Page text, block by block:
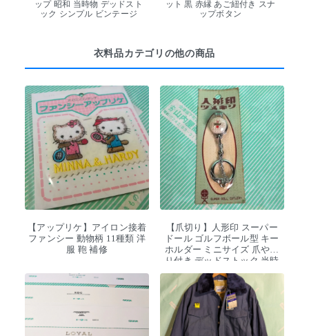
ップ 昭和 当時物 デッドスト
ック シンプル ビンテージ
ット 黒 赤縁 あご紐付き スナ
ップボタン
衣料品カテゴリの他の商品
【アップリケ】アイロン接着
ファンシー 動物柄 11種類 洋
服 鞄 補修
【爪切り】人形印 スーパー
ドール ゴルフボール型 キー
ホルダー ミニサイズ 爪やす
り付き デッドストック 当時
物